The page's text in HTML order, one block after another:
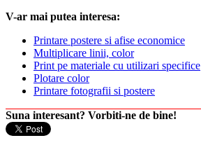
V-ar mai putea interesa:
Printare postere si afise economice
Multiplicare linii, color
Print pe materiale cu utilizari specifice
Plotare color
Printare fotografii si postere
Suna interesant? Vorbiti-ne de bine!